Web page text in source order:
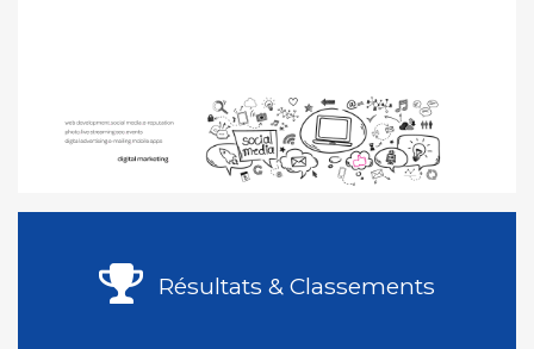
Résultats & Classements